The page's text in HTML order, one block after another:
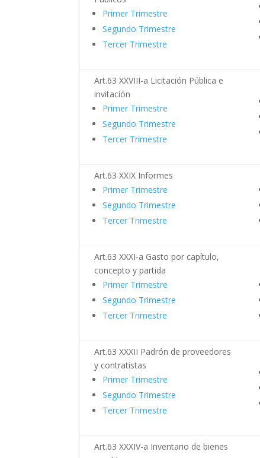
Primer Trimestre
Segundo Trimestre
Tercer Trimestre
Art.63 XXVIII-a Licitación Pública e
invitación
Primer Trimestre
Segundo Trimestre
Tercer Trimestre
Art.63 XXIX Informes
Primer Trimestre
Segundo Trimestre
Tercer Trimestre
Art.63 XXXI-a Gasto por capítulo,
concepto y partida
Primer Trimestre
Segundo Trimestre
Tercer Trimestre
Art.63 XXXII Padrón de proveedores
y contratistas
Primer Trimestre
Segundo Trimestre
Tercer Trimestre
Art.63 XXXIV-a Inventario de bienes